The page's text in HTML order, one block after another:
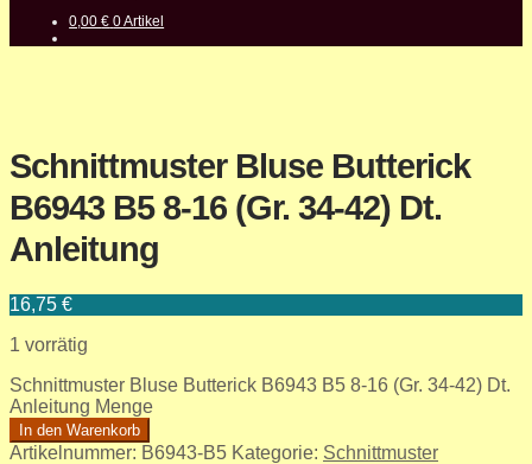
0,00€ 0 Artikel
Schnittmuster Bluse Butterick
B6943 B5 8-16 (Gr. 34-42) Dt.
Anleitung
16,75 €
1 vorrätig
Schnittmuster Bluse Butterick B6943 B5 8-16 (Gr. 34-42) Dt.
Anleitung Menge
In den Warenkorb
Artikelnummer: B6943-B5 Kategorie: Schnittmuster